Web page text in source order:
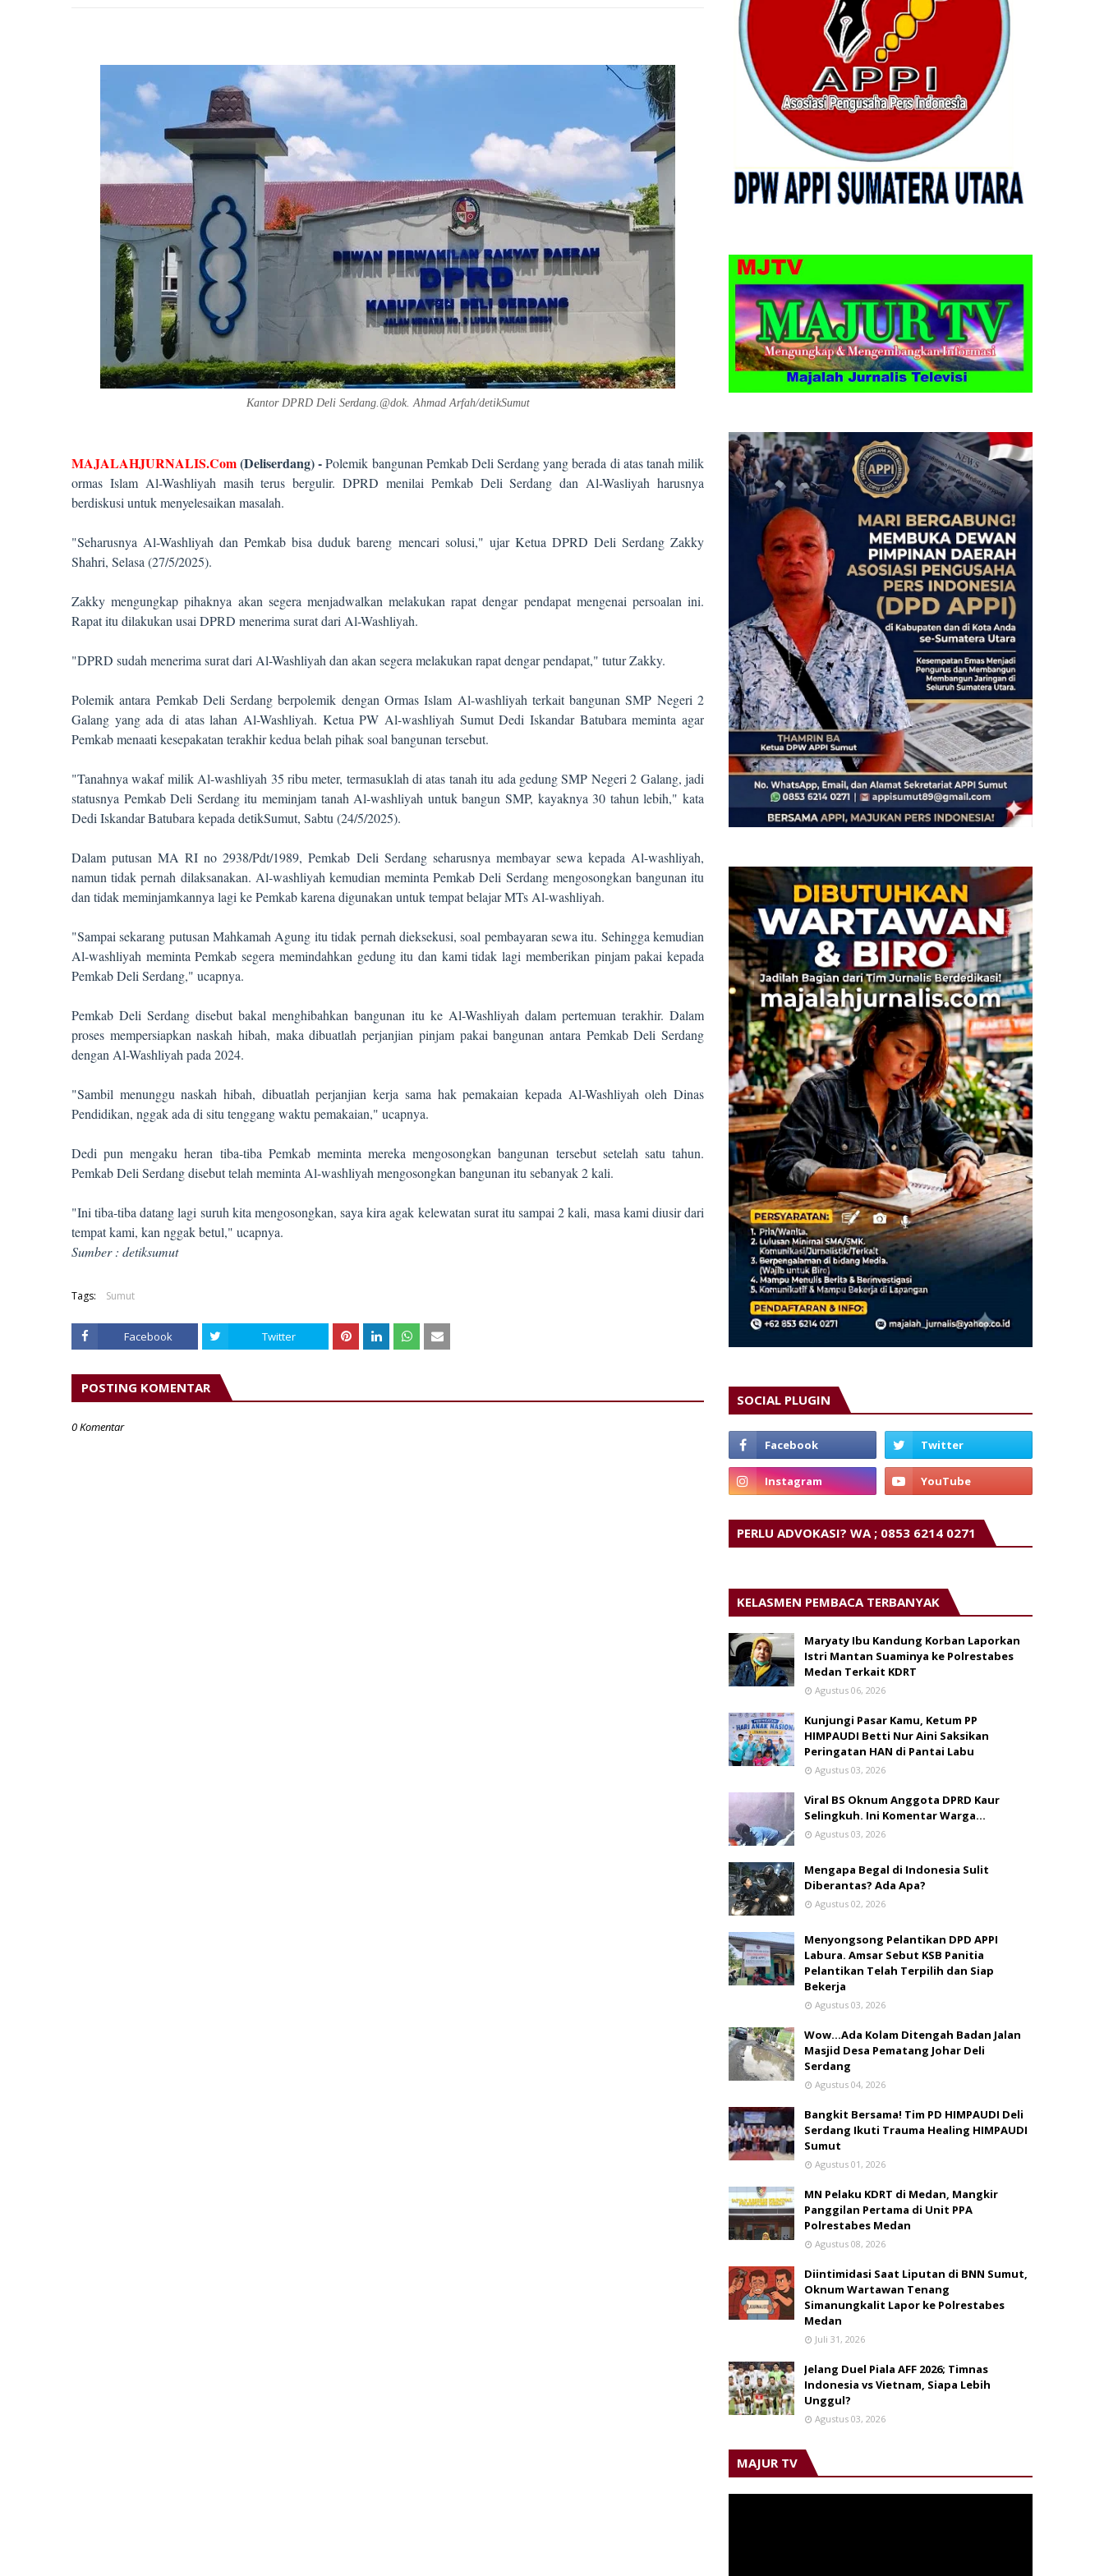
Kantor DPRD Deli Serdang.@dok. Ahmad Arfah/detikSumut
MAJALAHJURNALIS.Com(Deliserdang) -Polemik bangunan Pemkab Deli Serdang yang berada di atas tanah milik
ormas Islam Al-Washliyah masih terus bergulir. DPRD menilai Pemkab Deli Serdang dan Al-Wasliyah harusnya
berdiskusi untuk menyelesaikan masalah.
"Seharusnya Al-Washliyah dan Pemkab bisa duduk bareng mencari solusi," ujar Ketua DPRD Deli Serdang Zakky
Shahri, Selasa (27/5/2025).
Zakky mengungkap pihaknya akan segera menjadwalkan melakukan rapat dengar pendapat mengenai persoalan ini.
Rapat itu dilakukan usai DPRD menerima surat dari Al-Washliyah.
"DPRD sudah menerima surat dari Al-Washliyah dan akan segera melakukan rapat dengar pendapat," tutur Zakky.
Polemik antara Pemkab Deli Serdang berpolemik dengan Ormas Islam Al-washliyah terkait bangunan SMP Negeri 2
Galang yang ada di atas lahan Al-Washliyah. Ketua PW Al-washliyah Sumut Dedi Iskandar Batubara meminta agar
Pemkab menaati kesepakatan terakhir kedua belah pihak soal bangunan tersebut.
"Tanahnya wakaf milik Al-washliyah 35 ribu meter, termasuklah di atas tanah itu ada gedung SMP Negeri 2 Galang, jadi
statusnya Pemkab Deli Serdang itu meminjam tanah Al-washliyah untuk bangun SMP, kayaknya 30 tahun lebih," kata
Dedi Iskandar Batubara kepada detikSumut, Sabtu (24/5/2025).
Dalam putusan MA RI no 2938/Pdt/1989, Pemkab Deli Serdang seharusnya membayar sewa kepada Al-washliyah,
namun tidak pernah dilaksanakan. Al-washliyah kemudian meminta Pemkab Deli Serdang mengosongkan bangunan itu
dan tidak meminjamkannya lagi ke Pemkab karena digunakan untuk tempat belajar MTs Al-washliyah.
"Sampai sekarang putusan Mahkamah Agung itu tidak pernah dieksekusi, soal pembayaran sewa itu. Sehingga kemudian
Al-washliyah meminta Pemkab segera memindahkan gedung itu dan kami tidak lagi memberikan pinjam pakai kepada
Pemkab Deli Serdang," ucapnya.
Pemkab Deli Serdang disebut bakal menghibahkan bangunan itu ke Al-Washliyah dalam pertemuan terakhir. Dalam
proses mempersiapkan naskah hibah, maka dibuatlah perjanjian pinjam pakai bangunan antara Pemkab Deli Serdang
dengan Al-Washliyah pada 2024.
"Sambil menunggu naskah hibah, dibuatlah perjanjian kerja sama hak pemakaian kepada Al-Washliyah oleh Dinas
Pendidikan, nggak ada di situ tenggang waktu pemakaian," ucapnya.
Dedi pun mengaku heran tiba-tiba Pemkab meminta mereka mengosongkan bangunan tersebut setelah satu tahun.
Pemkab Deli Serdang disebut telah meminta Al-washliyah mengosongkan bangunan itu sebanyak 2 kali.
"Ini tiba-tiba datang lagi suruh kita mengosongkan, saya kira agak kelewatan surat itu sampai 2 kali, masa kami diusir dari
tempat kami, kan nggak betul," ucapnya.
Sumber : detiksumut
Tags: Sumut
Facebook Twitter
POSTING KOMENTAR
0 Komentar
SOCIAL PLUGIN
PERLU ADVOKASI? WA ; 0853 6214 0271
KELASMEN PEMBACA TERBANYAK
Maryaty Ibu Kandung Korban Laporkan
Istri Mantan Suaminya ke Polrestabes
Medan Terkait KDRT
Agustus 06, 2026
Kunjungi Pasar Kamu, Ketum PP
HIMPAUDI Betti Nur Aini Saksikan
Peringatan HAN di Pantai Labu
Agustus 03, 2026
Viral BS Oknum Anggota DPRD Kaur
Selingkuh. Ini Komentar Warga…
Agustus 03, 2026
Mengapa Begal di Indonesia Sulit
Diberantas? Ada Apa?
Agustus 02, 2026
Menyongsong Pelantikan DPD APPI
Labura. Amsar Sebut KSB Panitia
Pelantikan Telah Terpilih dan Siap
Bekerja
Agustus 03, 2026
Wow...Ada Kolam Ditengah Badan Jalan
Masjid Desa Pematang Johar Deli
Serdang
Agustus 04, 2026
Bangkit Bersama! Tim PD HIMPAUDI Deli
Serdang Ikuti Trauma Healing HIMPAUDI
Sumut
Agustus 01, 2026
MN Pelaku KDRT di Medan, Mangkir
Panggilan Pertama di Unit PPA
Polrestabes Medan
Agustus 08, 2026
Diintimidasi Saat Liputan di BNN Sumut,
Oknum Wartawan Tenang
Simanungkalit Lapor ke Polrestabes
Medan
Juli 31, 2026
Jelang Duel Piala AFF 2026; Timnas
Indonesia vs Vietnam, Siapa Lebih
Unggul?
Agustus 03, 2026
MAJUR TV